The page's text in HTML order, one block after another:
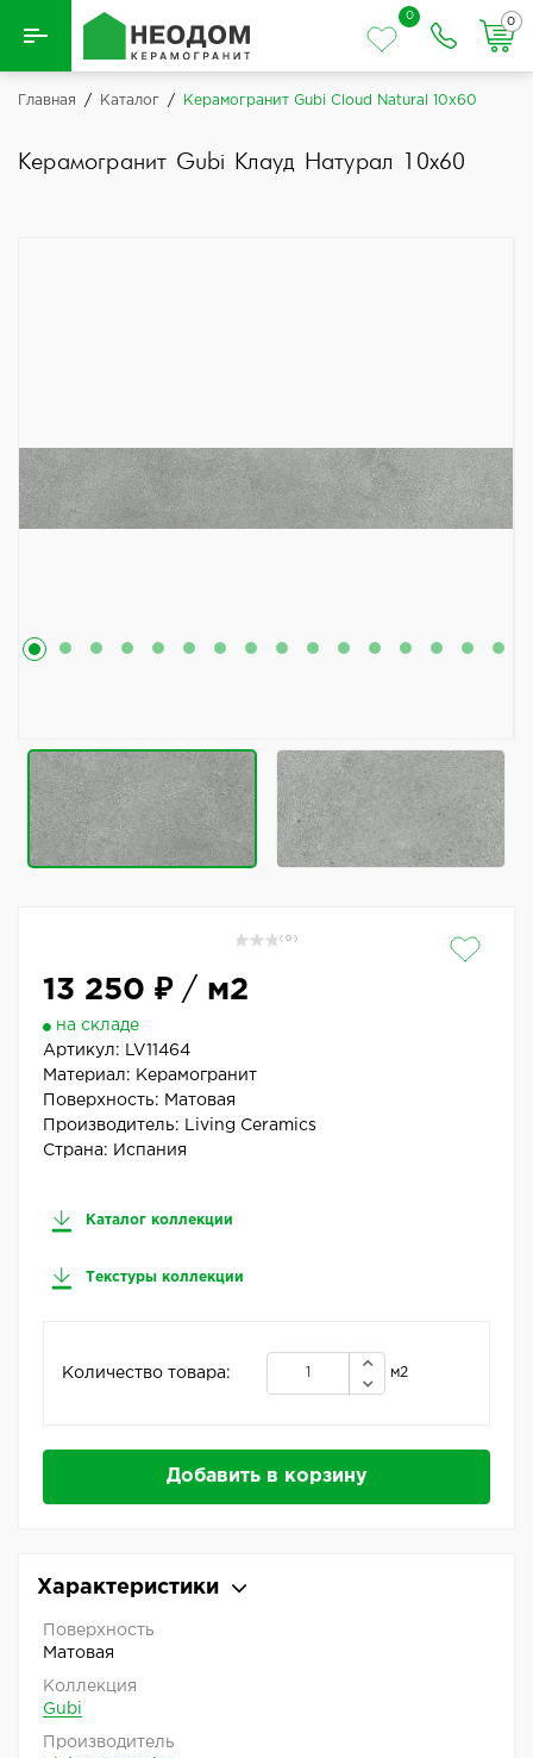
Назад
0
0
Главная / Каталог / Керамогранит Gubi Cloud Natural 10x60
Керамогранит Gubi Клауд Натурал 10x60
( 0 )
13 250 ₽/ м2
на складе
Артикул:
LV11464
Материал: Керамогранит
Поверхность: Матовая
Производитель:
Living Ceramics
Страна: Испания
Каталог коллекции
Текстуры коллекции
Количество товара: м2
Добавить в корзину
Характеристики
Поверхность
Матовая
Коллекция
Gubi
Производитель